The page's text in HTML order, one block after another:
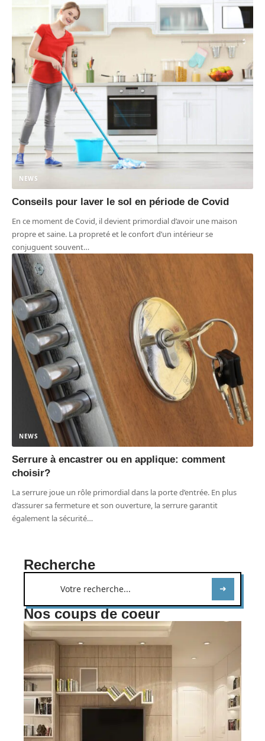
NEWS
Conseils pour laver le sol en période de Covid
En ce moment de Covid, il devient primordial d’avoir une maison
propre et saine. La propreté et le confort d’un intérieur se
conjuguent souvent…
NEWS
Serrure à encastrer ou en applique: comment
choisir?
La serrure joue un rôle primordial dans la porte d’entrée. En plus
d’assurer sa fermeture et son ouverture, la serrure garantit
également la sécurité…
Recherche
Nos coups de coeur